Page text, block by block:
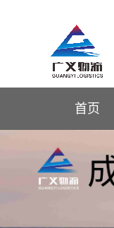
首页